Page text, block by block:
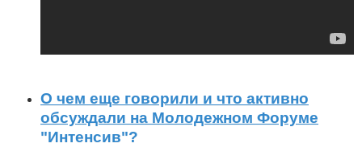
О чем еще говорили и что активно
обсуждали на Молодежном Форуме
"Интенсив"?